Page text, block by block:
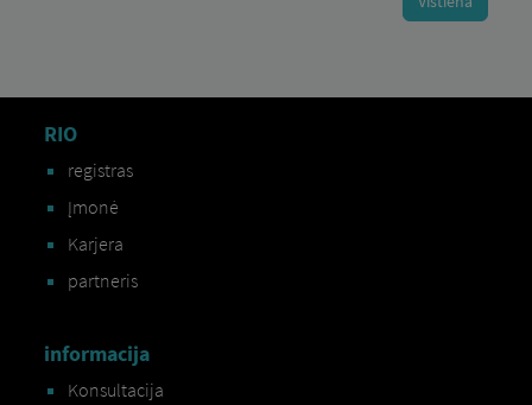
RIO
registras
Įmonė
Karjera
partneris
informacija
Konsultacija